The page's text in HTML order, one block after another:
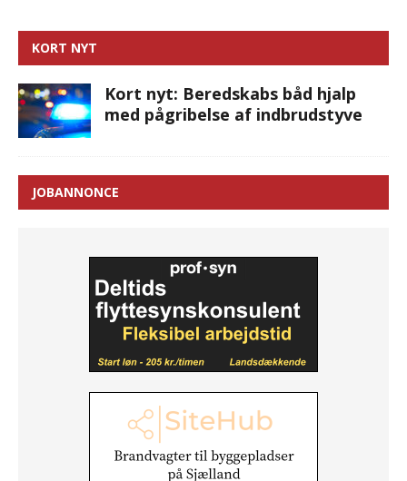
KORT NYT
Kort nyt: Beredskabs båd hjalp
med pågribelse af indbrudstyve
JOBANNONCE